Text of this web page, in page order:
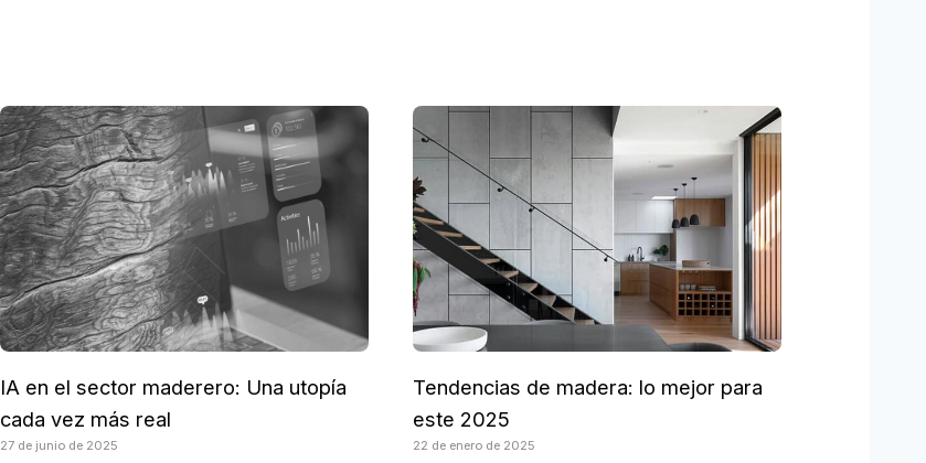
IA en el sector maderero: Una utopía
cada vez más real
27 de junio de 2025
Tendencias de madera: lo mejor para
este 2025
22 de enero de 2025